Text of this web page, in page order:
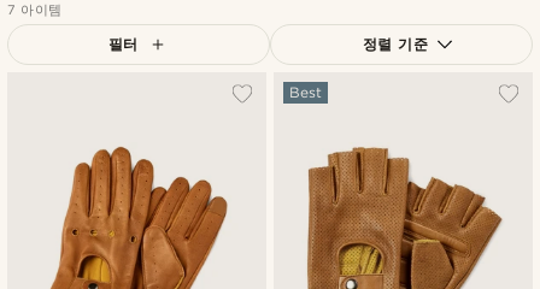
7 아이템
필터 정렬 기준
가장 인기 있는
낮은가격순
높은가격순
Best